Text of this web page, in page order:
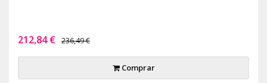
212,84 € 236,49 €
Comprar